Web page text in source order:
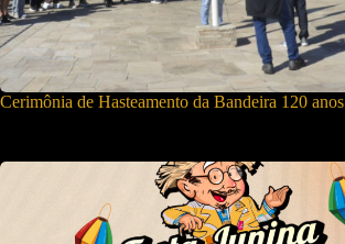
Cerimônia de Hasteamento da Bandeira 120 anos